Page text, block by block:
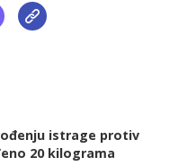
istrage protiv
20 kilograma